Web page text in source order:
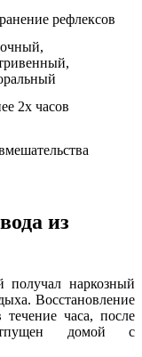
рефлексов
2х часов
из
получал наркозный
Восстановление
часа, после
домой с